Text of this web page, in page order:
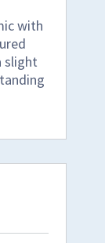
with
slight